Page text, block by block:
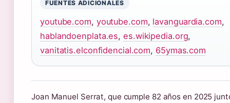
FUENTES ADICIONALES
youtube.com, youtube.com, lavanguardia.com,
hablandoenplata.es,es.wikipedia.org,
vanitatis.elconfidencial.com, 65ymas.com
Joan Manuel Serrat, que cumple 82 años en 2025